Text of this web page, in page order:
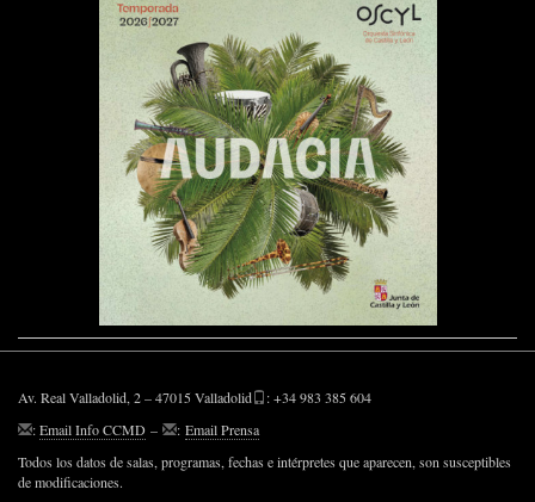
Av. Real Valladolid, 2 – 47015 Valladolid
: +34 983 385 604
:Email Info CCMD – : Email Prensa
Todos los datos de salas, programas, fechas e intérpretes que aparecen, son susceptibles
de modificaciones.